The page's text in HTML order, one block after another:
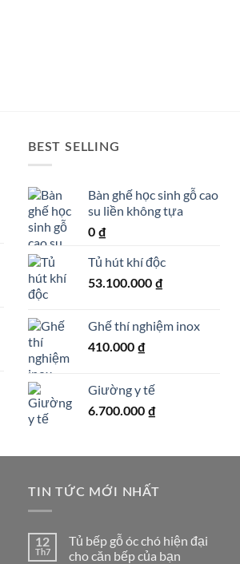
BEST SELLING
Bàn ghế học sinh gỗ cao
su liền không tựa
0 ₫
Tủ hút khí độc
53.100.000 ₫
Ghế thí nghiệm inox
410.000 ₫
Giường y tế
6.700.000 ₫
TIN TỨC MỚI NHẤT
12
Th7
Tủ bếp gỗ óc chó hiện đại
cho căn bếp của bạn